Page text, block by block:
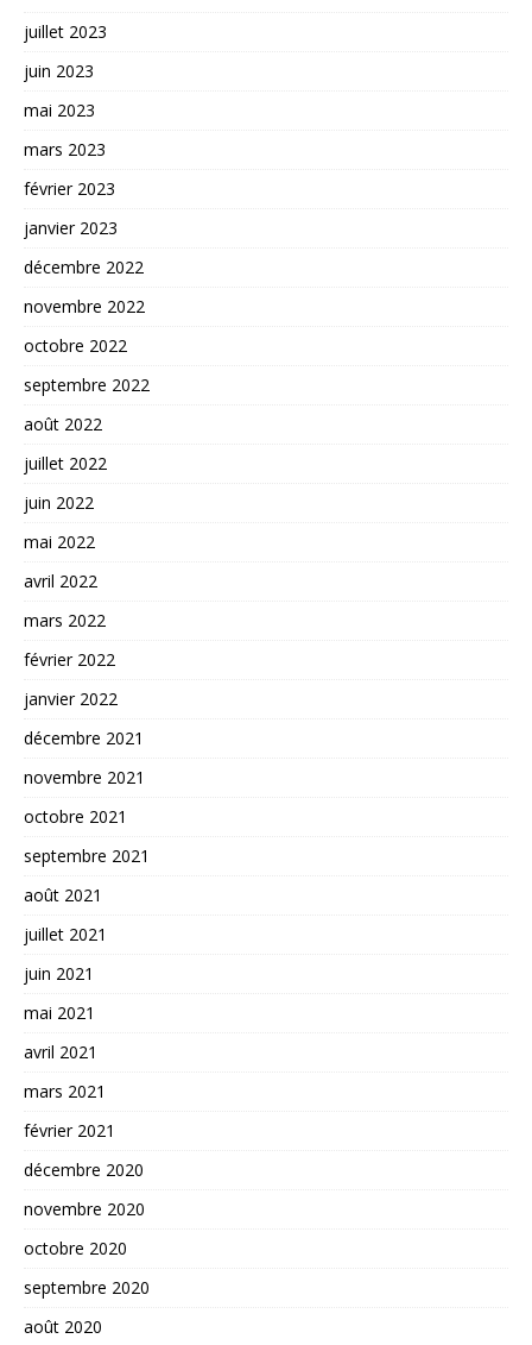
juillet 2023
juin 2023
mai 2023
mars 2023
février 2023
janvier 2023
décembre 2022
novembre 2022
octobre 2022
septembre 2022
août 2022
juillet 2022
juin 2022
mai 2022
avril 2022
mars 2022
février 2022
janvier 2022
décembre 2021
novembre 2021
octobre 2021
septembre 2021
août 2021
juillet 2021
juin 2021
mai 2021
avril 2021
mars 2021
février 2021
décembre 2020
novembre 2020
octobre 2020
septembre 2020
août 2020